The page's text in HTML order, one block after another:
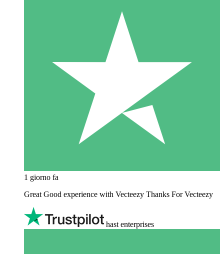
1 giorno fa
Great Good experience with Vecteezy Thanks For Vecteezy
hast enterprises